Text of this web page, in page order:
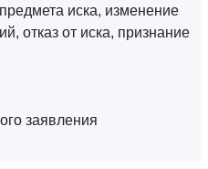
иска, изменение
отказ от иска, признание
заявления